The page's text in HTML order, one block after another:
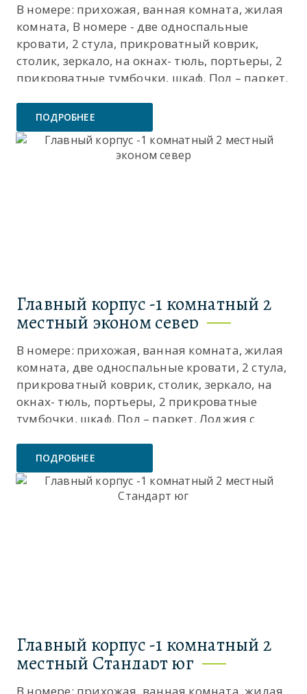
В номере: прихожая, ванная комната, жилая
комната, В номере - две односпальные
кровати, 2 стула, прикроватный коврик,
столик, зеркало, на окнах- тюль, портьеры, 2
прикроватные тумбочки, шкаф. Пол – паркет.
место одно-еврораскладушка....
ПОДРОБНЕЕ
Главный корпус -1 комнатный 2
местный эконом север
В номере: прихожая, ванная комната, жилая
комната, две односпальные кровати, 2 стула,
прикроватный коврик, столик, зеркало, на
окнах- тюль, портьеры, 2 прикроватные
тумбочки, шкаф. Пол – паркет. Лоджия с
одно-еврораскладушка....
ПОДРОБНЕЕ
Главный корпус -1 комнатный 2
местный Стандарт юг